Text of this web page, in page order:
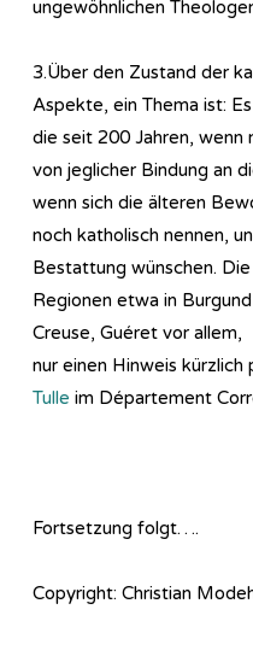
ungewöhnlichen
3.Über den Zustand der
Aspekte, ein Thema ist:
die seit 200 Jahren, wenn
von jeglicher Bindung an
wenn sich die älteren
noch katholisch nennen,
Bestattung wünschen.
Regionen etwa in
Creuse, Guéret vor
nur einen Hinweis kürzlich
Tulle im Département
Fortsetzung folgt….
Copyright: Christian